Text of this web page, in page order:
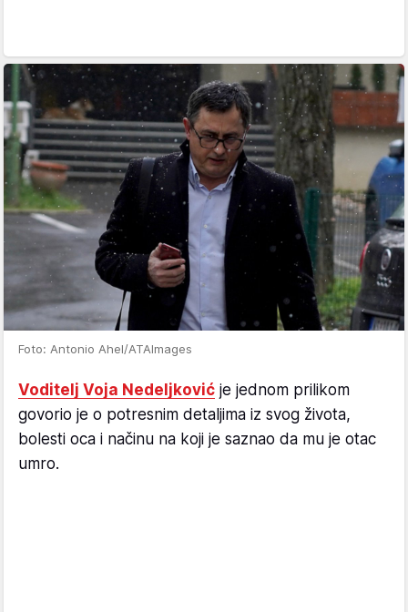
Foto: Antonio Ahel/ATAImages
Voditelj Voja Nedeljković je jednom prilikom
govorio je o potresnim detaljima iz svog života,
bolesti oca i načinu na koji je saznao da mu je otac
umro.